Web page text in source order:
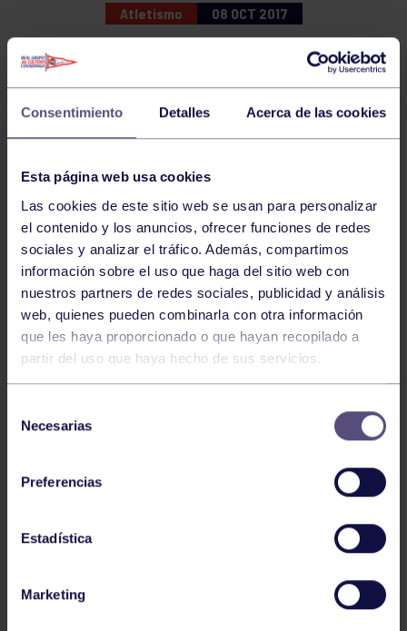
Consentimiento Detalles Acerca de las cookies
Esta página web usa cookies
Las cookies de este sitio web se usan para personalizar
el contenido y los anuncios, ofrecer funciones de redes
sociales y analizar el tráfico. Además, compartimos
información sobre el uso que haga del sitio web con
nuestros partners de redes sociales, publicidad y análisis
web, quienes pueden combinarla con otra información
que les haya proporcionado o que hayan recopilado a
partir del uso que haya hecho de sus servicios.
Necesarias
Preferencias
Estadística
Marketing
Atletismo 08 OCT 2017
NOTICIAS RELACIONADAS
Atletismo 22 Jun 2026
CAMPEONATO DE ASTURIAS SUB23 Y
ABSOLUTO
CAMPEONATO DE ASTURIAS SUB14 Y